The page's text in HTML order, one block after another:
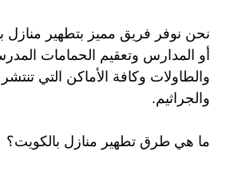
نحن نوفر فريق مميز بتطهير منازل
أو المدارس وتعقيم الحمامات
والطاولات وكافة الأماكن التي
والجراثيم.
ما هي طرق تطهير منازل بالكويت؟